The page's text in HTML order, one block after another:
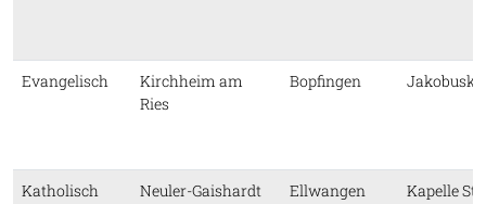
Evangelisch
Kirchheim am
Ries
Bopfingen
Katholisch Neuler-Gaishardt Ellwangen Kapelle St.